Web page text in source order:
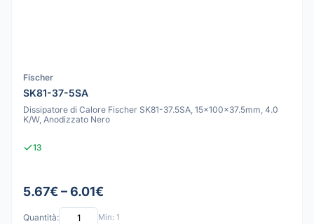
Fischer
SK81-37-5SA
Dissipatore di Calore Fischer SK81-37.5SA, 15x100x37.5mm, 4.0
K/W, Anodizzato Nero
13
5.67€ – 6.01€
Quantità: Min: 1